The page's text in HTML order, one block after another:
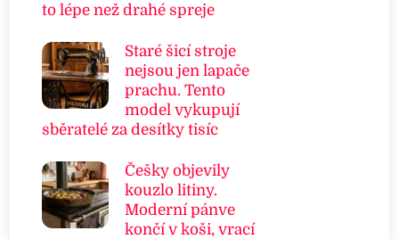
to lépe než drahé spreje
Staré šicí stroje
nejsou jen lapače
prachu. Tento
model vykupují
sběratelé za desítky tisíc
Češky objevily
kouzlo litiny.
Moderní pánve
končí v koši, vrací